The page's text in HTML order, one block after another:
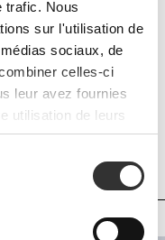
trafic. Nous
sur l'utilisation de
sociaux, de
celles-ci
leur avez fournies
utilisation de leurs
ET FERMETURES
ISOLATION